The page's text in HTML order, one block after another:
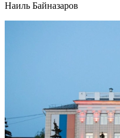
Наиль Байназаров